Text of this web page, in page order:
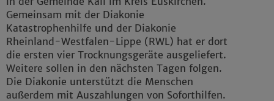
Gemeinsam mit der Diakonie
Katastrophenhilfe und der Diakonie
Rheinland-Westfalen-Lippe (RWL) hat er dort
die ersten vier Trocknungsgeräte ausgeliefert.
Weitere sollen in den nächsten Tagen folgen.
Die Diakonie unterstützt die Menschen
außerdem mit Auszahlungen von Soforthilfen.